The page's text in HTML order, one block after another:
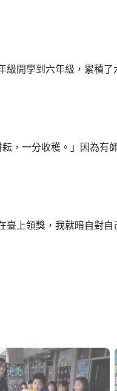
開學到六年級，累積
，一分收穫。」因為有
上領獎，我就暗自對